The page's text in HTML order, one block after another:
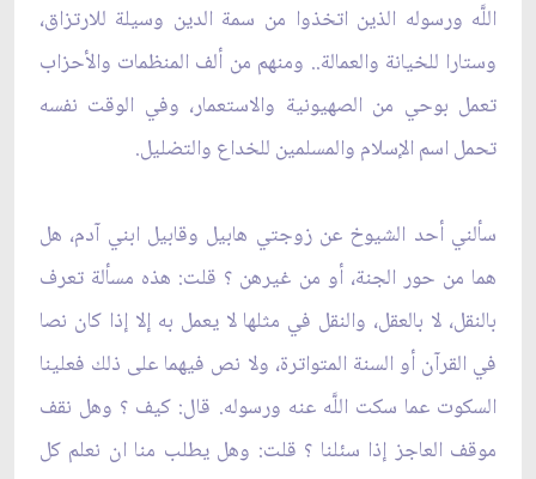
اللَّه ورسوله الذين اتخذوا من سمة الدين وسيلة للارتزاق،
وستارا للخيانة والعمالة.. ومنهم من ألف المنظمات والأحزاب
تعمل بوحي من الصهيونية والاستعمار، وفي الوقت نفسه
تحمل اسم الإسلام والمسلمين للخداع والتضليل.
سألني أحد الشيوخ عن زوجتي هابيل وقابيل ابني آدم، هل
هما من حور الجنة، أو من غيرهن ؟ قلت: هذه مسألة تعرف
بالنقل، لا بالعقل، والنقل في مثلها لا يعمل به إلا إذا كان نصا
في القرآن أو السنة المتواترة، ولا نص فيهما على ذلك فعلينا
السكوت عما سكت اللَّه عنه ورسوله. قال: كيف ؟ وهل نقف
موقف العاجز إذا سئلنا ؟ قلت: وهل يطلب منا ان نعلم كل